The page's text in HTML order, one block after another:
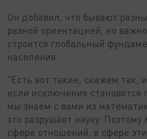
Он добавил, что бывают
разной ориентацией, но
строится глобальный
населения.
"Есть вот такие, скажем так,
если исключения становятся
мы знаем с вами из
это разрушает науку.
сфере отношений, в сфере